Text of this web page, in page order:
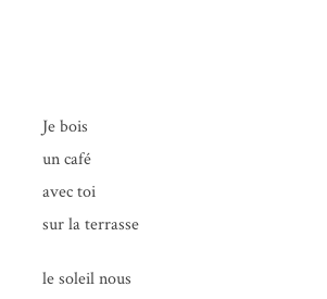
Je bois
un café
avec toi
sur la terrasse
le soleil nous